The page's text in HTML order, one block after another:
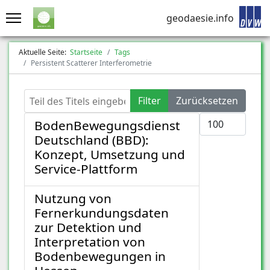
geodaesie.info
Aktuelle Seite: Startseite
Tags
Persistent Scatterer Interferometrie
Teil des Titels eingeben Filter
Zurücksetzen
Anzeige #
BodenBewegungsdienst
Deutschland (BBD):
Konzept, Umsetzung und
Service-Plattform
Nutzung von
Fernerkundungsdaten
zur Detektion und
Interpretation von
Bodenbewegungen in